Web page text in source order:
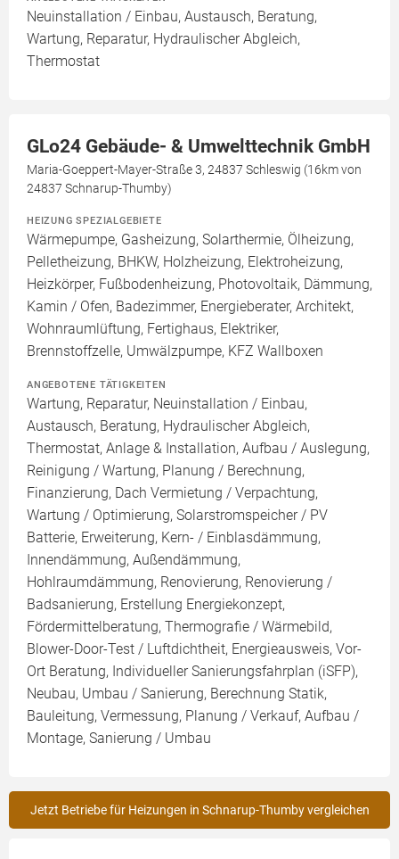
Neuinstallation / Einbau, Austausch, Beratung,
Wartung, Reparatur, Hydraulischer Abgleich,
Thermostat
GLo24 Gebäude- & Umwelttechnik GmbH
Maria-Goeppert-Mayer-Straße 3, 24837 Schleswig (16km von
24837 Schnarup-Thumby)
HEIZUNG SPEZIALGEBIETE
Wärmepumpe, Gasheizung, Solarthermie, Ölheizung,
Pelletheizung, BHKW, Holzheizung, Elektroheizung,
Heizkörper, Fußbodenheizung, Photovoltaik, Dämmung,
Kamin / Ofen, Badezimmer, Energieberater, Architekt,
Wohnraumlüftung, Fertighaus, Elektriker,
Brennstoffzelle, Umwälzpumpe, KFZ Wallboxen
ANGEBOTENE TÄTIGKEITEN
Wartung, Reparatur, Neuinstallation / Einbau,
Austausch, Beratung, Hydraulischer Abgleich,
Thermostat, Anlage & Installation, Aufbau / Auslegung,
Reinigung / Wartung, Planung / Berechnung,
Finanzierung, Dach Vermietung / Verpachtung,
Wartung / Optimierung, Solarstromspeicher / PV
Batterie, Erweiterung, Kern- / Einblasdämmung,
Innendämmung, Außendämmung,
Hohlraumdämmung, Renovierung, Renovierung /
Badsanierung, Erstellung Energiekonzept,
Fördermittelberatung, Thermografie / Wärmebild,
Blower-Door-Test / Luftdichtheit, Energieausweis, Vor-
Ort Beratung, Individueller Sanierungsfahrplan (iSFP),
Neubau, Umbau / Sanierung, Berechnung Statik,
Bauleitung, Vermessung, Planung / Verkauf, Aufbau /
Montage, Sanierung / Umbau
Jetzt Betriebe für Heizungen in Schnarup-Thumby vergleichen